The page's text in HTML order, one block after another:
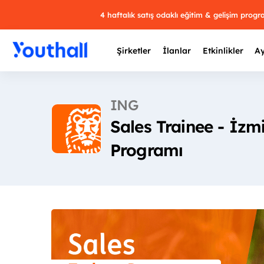
4 haftalık satış odaklı eğitim & gelişim
Şirketler İlanlar Etkinlikler
ING
Sales Trainee -
Programı